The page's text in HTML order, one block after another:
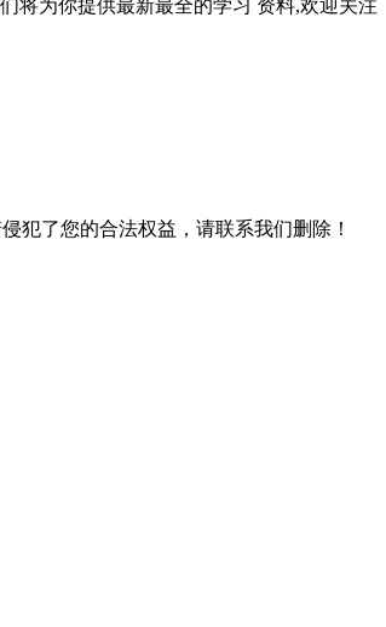
将为你提供最新最全的学习 资料,欢迎关注
犯了您的合法权益，请联系我们删除！